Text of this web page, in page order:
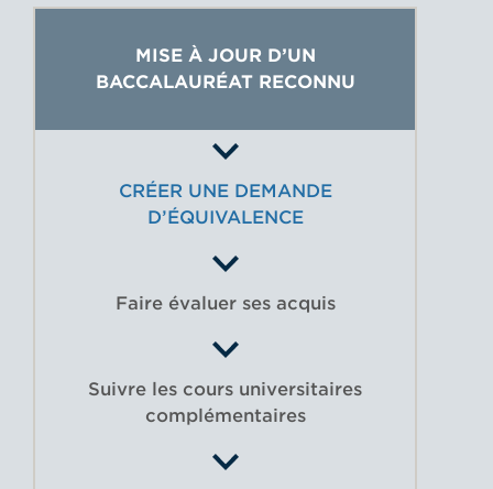
MISE À JOUR D’UN
BACCALAURÉAT RECONNU
CRÉER UNE DEMANDE
D’ÉQUIVALENCE
Faire évaluer ses acquis
Suivre les cours universitaires
complémentaires